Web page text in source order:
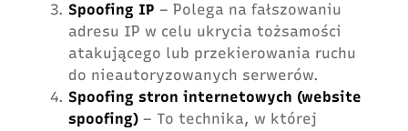
Spoofing IP – Polega na fałszowaniu
adresu IP w celu ukrycia tożsamości
atakującego lub przekierowania ruchu
do nieautoryzowanych serwerów.
Spoofing stron internetowych (website
spoofing) – To technika, w której